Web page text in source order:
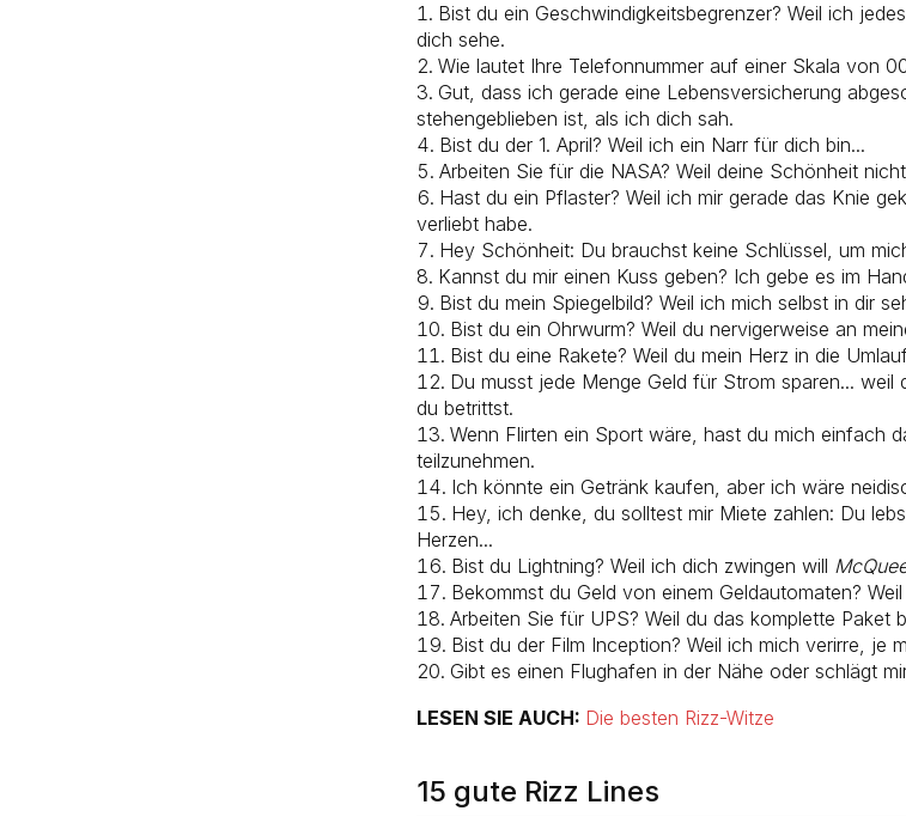
Bist du ein Geschwindigkeitsbegrenzer? Weil ich
dich sehe.
Wie lautet Ihre Telefonnummer auf einer Skala von
Gut, dass ich gerade eine Lebensversicherung
stehengeblieben ist, als ich dich sah.
Bist du der 1. April? Weil ich ein Narr für dich bin...
Arbeiten Sie für die NASA? Weil deine Schönheit
Hast du ein Pflaster? Weil ich mir gerade das Knie
verliebt habe.
Hey Schönheit: Du brauchst keine Schlüssel, um
Kannst du mir einen Kuss geben? Ich gebe es im
Bist du mein Spiegelbild? Weil ich mich selbst in dir
Bist du ein Ohrwurm? Weil du nervigerweise an
Bist du eine Rakete? Weil du mein Herz in die
Du musst jede Menge Geld für Strom sparen... weil
du betrittst.
Wenn Flirten ein Sport wäre, hast du mich einfach
teilzunehmen.
Ich könnte ein Getränk kaufen, aber ich wäre
Hey, ich denke, du solltest mir Miete zahlen: Du
Herzen...
Bist du Lightning? Weil ich dich zwingen will
Bekommst du Geld von einem Geldautomaten?
Arbeiten Sie für UPS? Weil du das komplette Paket
Bist du der Film Inception? Weil ich mich verirre, je
Gibt es einen Flughafen in der Nähe oder schlägt
LESEN SIE AUCH: Die besten Rizz-Witze
15 gute Rizz Lines